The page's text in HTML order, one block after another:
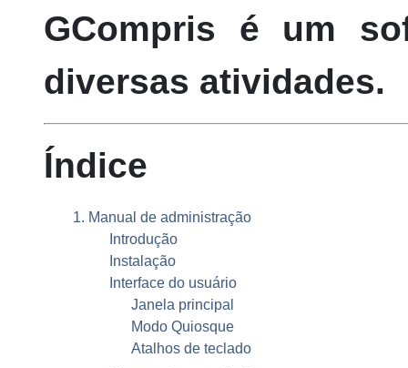
GCompris é um
diversas atividades.
Índice
1. Manual de administração
Introdução
Instalação
Interface do usuário
Janela principal
Modo Quiosque
Atalhos de teclado